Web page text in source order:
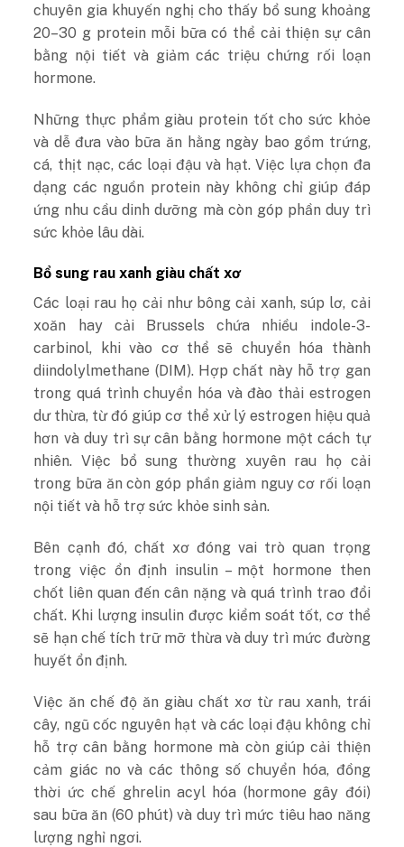
chuyên gia khuyến nghị cho thấy bổ sung khoảng
20–30 g protein mỗi bữa có thể cải thiện sự cân
bằng nội tiết và giảm các triệu chứng rối loạn
hormone.
Những thực phẩm giàu protein tốt cho sức khỏe
và dễ đưa vào bữa ăn hằng ngày bao gồm trứng,
cá, thịt nạc, các loại đậu và hạt. Việc lựa chọn đa
dạng các nguồn protein này không chỉ giúp đáp
ứng nhu cầu dinh dưỡng mà còn góp phần duy trì
sức khỏe lâu dài.
Bổ sung rau xanh giàu chất xơ
Các loại rau họ cải như bông cải xanh, súp lơ, cải
xoăn hay cải Brussels chứa nhiều indole-3-
carbinol, khi vào cơ thể sẽ chuyển hóa thành
diindolylmethane (DIM). Hợp chất này hỗ trợ gan
trong quá trình chuyển hóa và đào thải estrogen
dư thừa, từ đó giúp cơ thể xử lý estrogen hiệu quả
hơn và duy trì sự cân bằng hormone một cách tự
nhiên. Việc bổ sung thường xuyên rau họ cải
trong bữa ăn còn góp phần giảm nguy cơ rối loạn
nội tiết và hỗ trợ sức khỏe sinh sản.
Bên cạnh đó, chất xơ đóng vai trò quan trọng
trong việc ổn định insulin – một hormone then
chốt liên quan đến cân nặng và quá trình trao đổi
chất. Khi lượng insulin được kiểm soát tốt, cơ thể
sẽ hạn chế tích trữ mỡ thừa và duy trì mức đường
huyết ổn định.
Việc ăn chế độ ăn giàu chất xơ từ rau xanh, trái
cây, ngũ cốc nguyên hạt và các loại đậu không chỉ
hỗ trợ cân bằng hormone mà còn giúp cải thiện
cảm giác no và các thông số chuyển hóa, đồng
thời ức chế ghrelin acyl hóa (hormone gây đói)
sau bữa ăn (60 phút) và duy trì mức tiêu hao năng
lượng nghỉ ngơi.